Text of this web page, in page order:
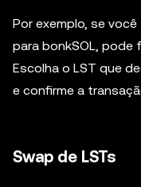
Por exemplo, se
para bonkSOL, pode
Escolha o LST que
e confirme a
Swap de LSTs